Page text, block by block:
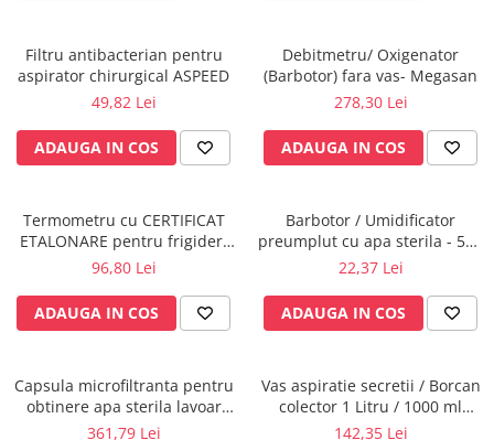
Statii gaze medicinale
Prize gaze medicinale
Regulatoare presiune gaze
medicinale
Butelii gaze medicale
Conectori gaze medicinale
Componente statii gaze
Panouri control si alarmare
Console ATI si UPU
Dispozitive si sisteme de prindere /
Rampa gaze medicale pat pacient
Rampa iluminat alarmare
Filtru antibacterian pentru
aspirator chirurgical ASPEED
49,82 Lei
ADAUGA IN COS
Debitmetru/ Oxigenator
(Barbotor) fara vas- Megasan
278,30 Lei
ADAUGA IN COS
Termometru cu CERTIFICAT
ETALONARE pentru frigider,
vitrine frigorifice,
96,80 Lei
ADAUGA IN COS
Barbotor / Umidificator
preumplut cu apa sterila - 550
ml - Amsino
22,37 Lei
ADAUGA IN COS
Capsula microfiltranta pentru
obtinere apa sterila lavoar
chirurgical, 31 zile fara
361,79 Lei
Vas aspiratie secretii / Borcan
colector 1 Litru / 1000 ml
pentru aspirator chirurgical -
142,35 Lei